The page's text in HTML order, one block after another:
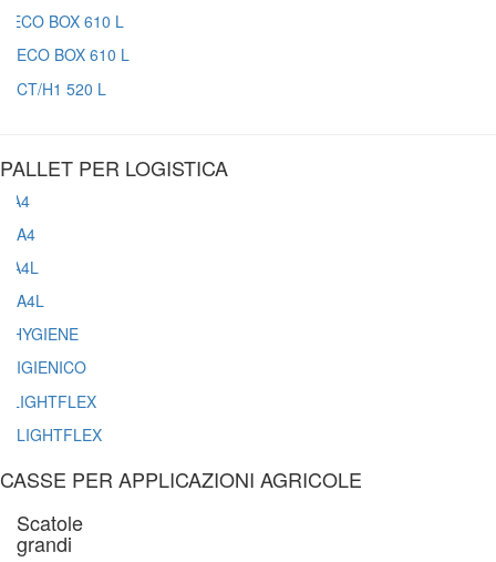
ECO BOX 610 L
CT/H1 520 L
PALLET PER LOGISTICA
A4
A4L
IGIENICO
LIGHTFLEX
CASSE PER APPLICAZIONI AGRICOLE
Scatole
grandi